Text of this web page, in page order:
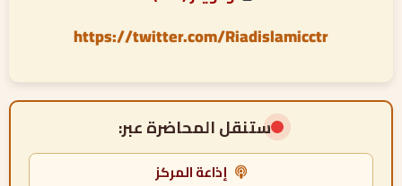
https://twitter.com/Riadislamicctr
ستنقل المحاضرة عبر:
إذاعة المركز